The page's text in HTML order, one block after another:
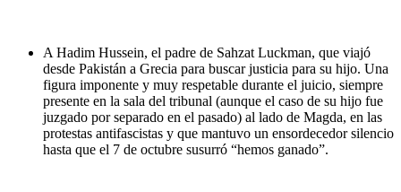
A Hadim Hussein, el padre de Sahzat Luckman, que viajó
desde Pakistán a Grecia para buscar justicia para su hijo. Una
figura imponente y muy respetable durante el juicio, siempre
presente en la sala del tribunal (aunque el caso de su hijo fue
juzgado por separado en el pasado) al lado de Magda, en las
protestas antifascistas y que mantuvo un ensordecedor silencio
hasta que el 7 de octubre susurró “hemos ganado”.